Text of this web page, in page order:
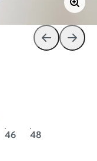
46 48